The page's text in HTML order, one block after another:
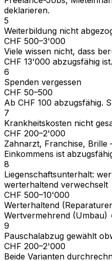
deklarieren.
5
Weiterbildung nicht
CHF 500–3'000
Viele wissen nicht, dass
CHF 13'000 abzugsfähig ist.
6
Spenden vergessen
CHF 50–500
Ab CHF 100 abzugsfähig.
7
Krankheitskosten nicht
CHF 200–2'000
Zahnarzt, Franchise, Brille
Einkommens ist
8
Liegenschaftsunterhalt:
werterhaltend verwechselt
CHF 500–10'000
Werterhaltend
Wertvermehrend (Umbau)
9
Pauschalabzug gewählt
CHF 200–2'000
Beide Varianten